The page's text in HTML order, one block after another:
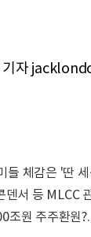
기자
들 체감은 '딴